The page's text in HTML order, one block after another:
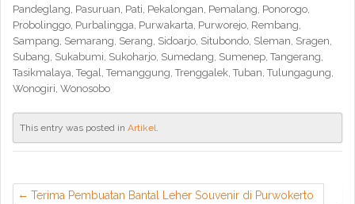
Pandeglang, Pasuruan, Pati, Pekalongan, Pemalang, Ponorogo,
Probolinggo, Purbalingga, Purwakarta, Purworejo, Rembang,
Sampang, Semarang, Serang, Sidoarjo, Situbondo, Sleman, Sragen,
Subang, Sukabumi, Sukoharjo, Sumedang, Sumenep, Tangerang,
Tasikmalaya, Tegal, Temanggung, Trenggalek, Tuban, Tulungagung,
Wonogiri, Wonosobo
This entry was posted in Artikel.
Terima Pembuatan Bantal Leher Souvenir di Purwokerto